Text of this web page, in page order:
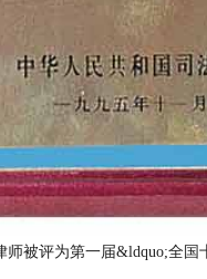
师被评为第一届&ldquo;全国